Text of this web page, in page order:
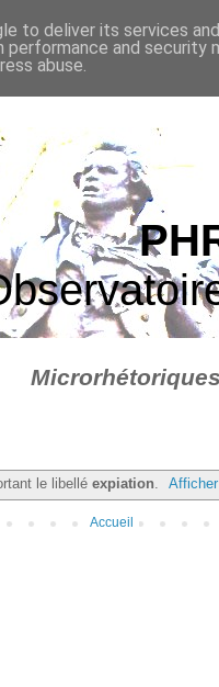
le libellé expiation
Accueil
to deliver its services
performance and
abuse.